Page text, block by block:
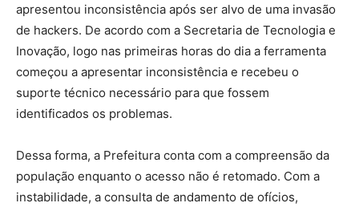
apresentou inconsistência após ser alvo de uma invasão
de hackers. De acordo com a Secretaria de Tecnologia e
Inovação, logo nas primeiras horas do dia a ferramenta
começou a apresentar inconsistência e recebeu o
suporte técnico necessário para que fossem
identificados os problemas.
Dessa forma, a Prefeitura conta com a compreensão da
população enquanto o acesso não é retomado. Com a
instabilidade, a consulta de andamento de ofícios,